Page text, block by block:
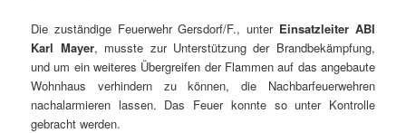
Die zuständige Feuerwehr Gersdorf/F., unter Einsatzleiter ABI
Karl Mayer, musste zur Unterstützung der Brandbekämpfung,
und um ein weiteres Übergreifen der Flammen auf das angebaute
Wohnhaus verhindern zu können, die Nachbarfeuerwehren
nachalarmieren lassen. Das Feuer konnte so unter Kontrolle
gebracht werden.